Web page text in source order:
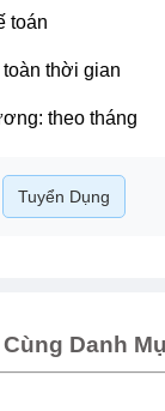
toán
toàn thời gian
theo tháng
Tuyển Dụng
Danh